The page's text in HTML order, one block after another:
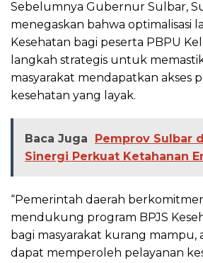
Sebelumnya Gubernur Sulbar,
menegaskan bahwa optimalisasi
Kesehatan bagi peserta PBPU
langkah strategis untuk
masyarakat mendapatkan akses
kesehatan yang layak.
Baca Juga
Pemprov Sulbar
Sinergi Perkuat Ketahanan
“Pemerintah daerah
mendukung program BPJS
bagi masyarakat kurang mampu,
dapat memperoleh pelayanan